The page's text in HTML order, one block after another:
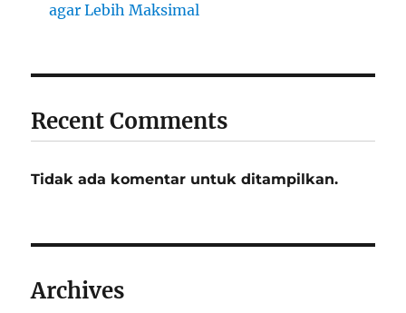
agar Lebih Maksimal
Recent Comments
Tidak ada komentar untuk ditampilkan.
Archives